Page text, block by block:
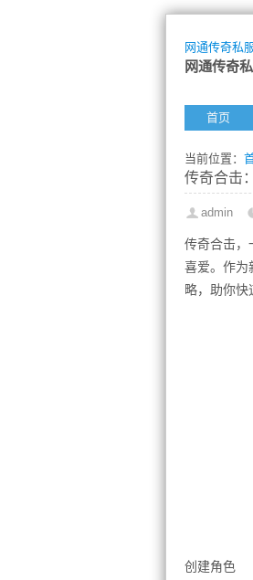
网通传奇私
网通传奇
首页
当前位置：
传奇合击
admin
传奇合击，
喜爱。作为
略，助你快
创建角色